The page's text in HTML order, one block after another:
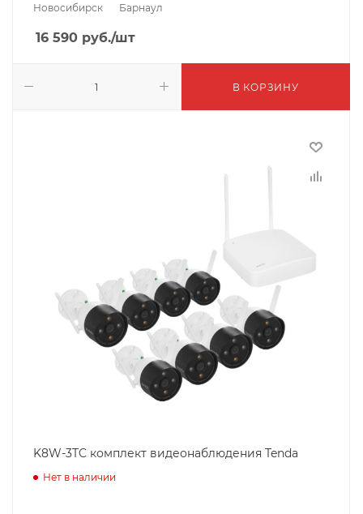
Новосибирск
Барнаул
16 590 руб./шт
В КОРЗИНУ
K8W-3TC комплект видеонаблюдения Tenda
Нет в наличии